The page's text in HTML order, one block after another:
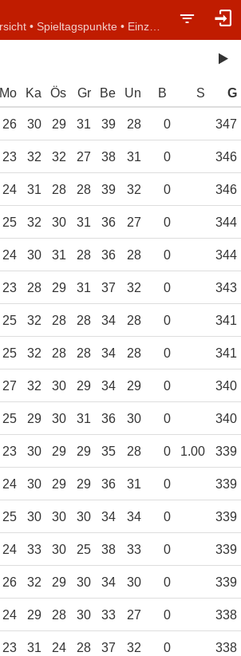
Mo Ka Ös Gr Be Un B S G
26 30 29 31 39 28 0 347
23 32 32 27 38 31 0 346
24 31 28 28 39 32 0 346
25 32 30 31 36 27 0 344
24 30 31 28 36 28 0 344
23 28 29 31 37 32 0 343
25 32 28 28 34 28 0 341
25 32 28 28 34 28 0 341
27 32 30 29 34 29 0 340
25 29 30 31 36 30 0 340
23 30 29 29 35 28 0 1.00 339
24 30 29 29 36 31 0 339
25 30 30 30 34 34 0 339
24 33 30 25 38 33 0 339
26 32 29 30 34 30 0 339
24 29 28 30 33 27 0 338
23 31 24 28 37 32 0 338